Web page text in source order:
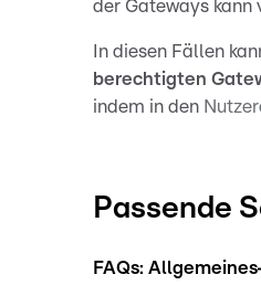
der Gateways kann
In diesen Fällen
berechtigten
indem in den
Passende
FAQs: Allgemeines